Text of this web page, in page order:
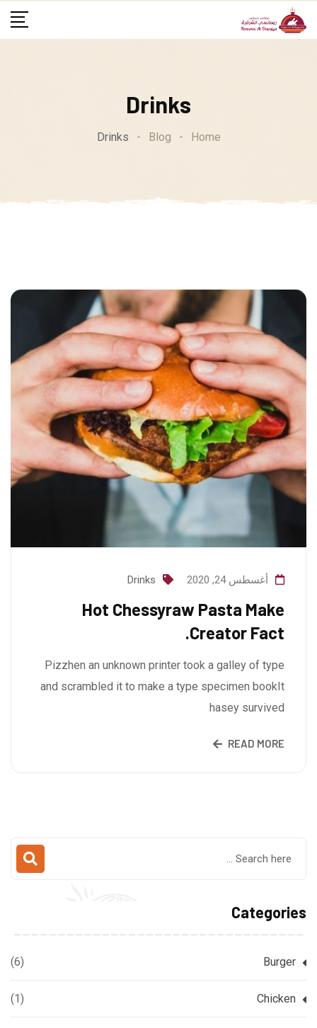
Drinks
Drinks - Blog - Home
أغسطس 24, 2020 Drinks
Hot Chessyraw Pasta Make
Creator Fact.
Pizzhen an unknown printer took a galley of type
and scrambled it to make a type specimen bookIt
hasey survived
READ MORE
Categories
Burger
(6)
Chicken
(1)